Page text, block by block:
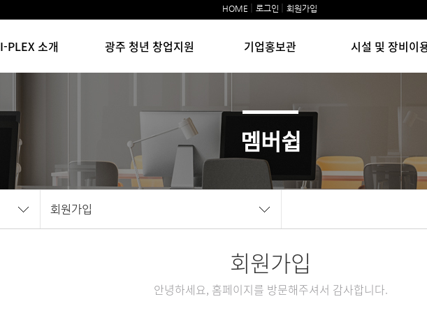
HOME | 로그인 | 회원가입
I-PLEX 소개 광주 청년 창업지원 기업홍보관 시설 및 장비이
멤버쉽
회원가입
회원가입
안녕하세요, 홈페이지를 방문해주셔서 감사합니다.